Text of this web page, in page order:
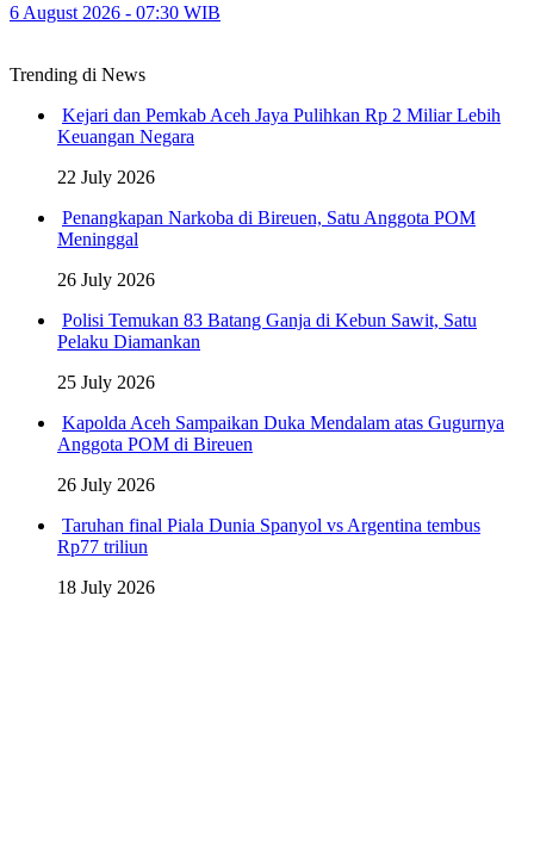
6 August 2026 - 07:30 WIB
Trending di News
Kejari dan Pemkab Aceh Jaya Pulihkan Rp 2 Miliar Lebih
Keuangan Negara
22 July 2026
Penangkapan Narkoba di Bireuen, Satu Anggota POM
Meninggal
26 July 2026
Polisi Temukan 83 Batang Ganja di Kebun Sawit, Satu
Pelaku Diamankan
25 July 2026
Kapolda Aceh Sampaikan Duka Mendalam atas Gugurnya
Anggota POM di Bireuen
26 July 2026
Taruhan final Piala Dunia Spanyol vs Argentina tembus
Rp77 triliun
18 July 2026